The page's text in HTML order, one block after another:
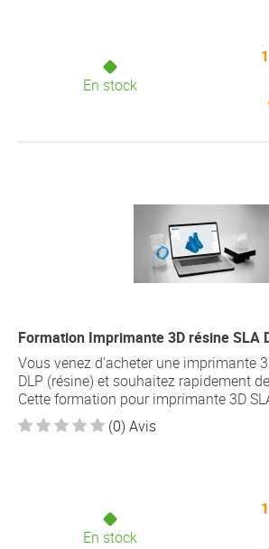
En stock
Formation Imprimante 3D résine SLA
Vous venez d'acheter une imprimante
DLP (résine) et souhaitez rapidement
Cette formation pour imprimante 3D
(0) Avis
En stock